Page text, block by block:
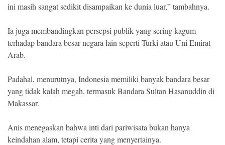
ini masih sangat sedikit disampaikan ke dunia luar,” tambahnya.
Ia juga membandingkan persepsi publik yang sering kagum
terhadap bandara besar negara lain seperti Turki atau Uni Emirat
Arab.
Padahal, menurutnya, Indonesia memiliki banyak bandara besar
yang tidak kalah megah, termasuk Bandara Sultan Hasanuddin di
Makassar.
Anis menegaskan bahwa inti dari pariwisata bukan hanya
keindahan alam, tetapi cerita yang menyertainya.